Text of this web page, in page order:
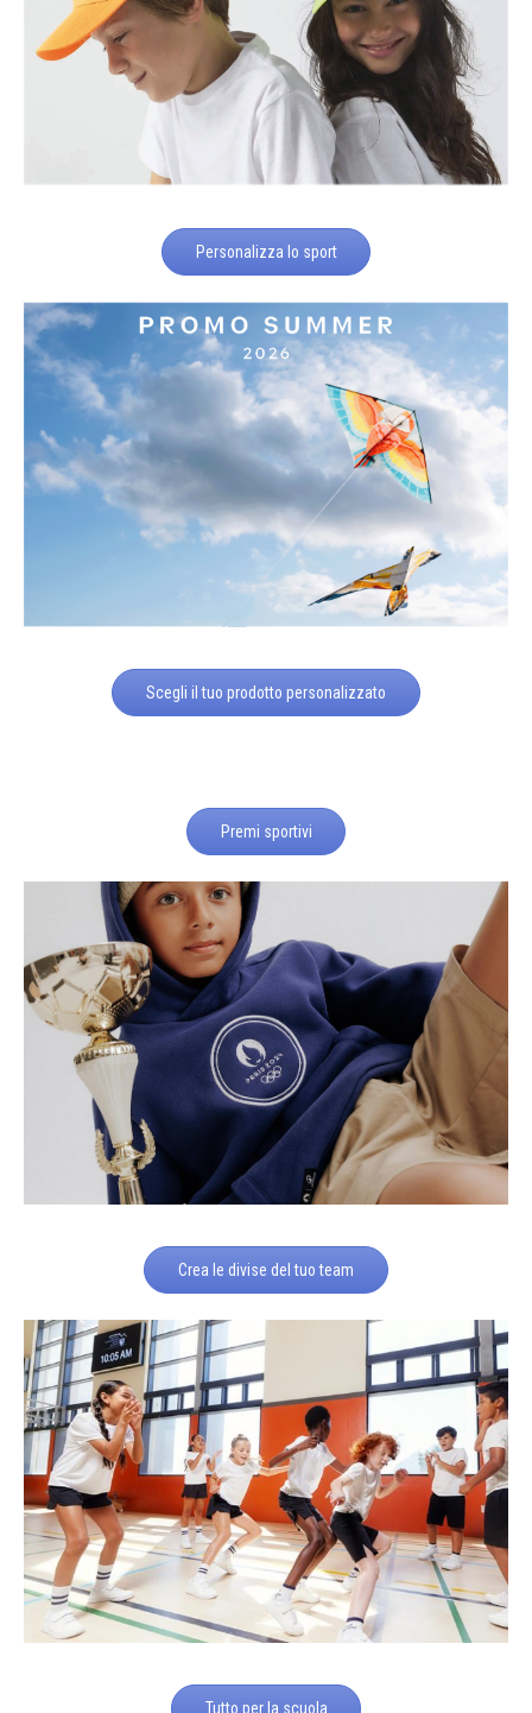
Personalizza lo sport
Scegli il tuo prodotto personalizzato
Premi sportivi
Crea le divise del tuo team
Tutto per la scuola